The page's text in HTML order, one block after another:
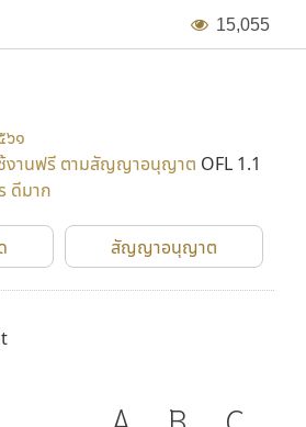
15,055
๖๑
งานฟรี ตามสัญญาอนุญาต OFL 1.1
ดีมาก
สัญญาอนุญาต